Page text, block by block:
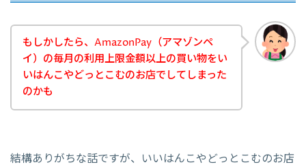
もしかしたら、AmazonPay（アマゾンペ
イ）の毎月の利用上限金額以上の買い物をい
いはんこやどっとこむのお店でしてしまった
のかも
結構ありがちな話ですが、いいはんこやどっとこむのお店